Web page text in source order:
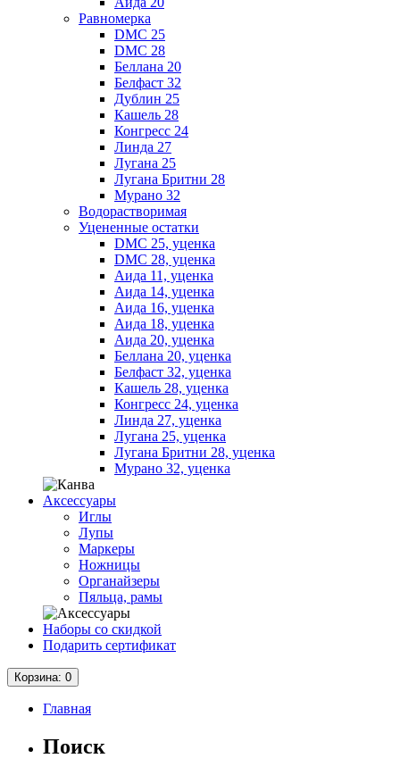
Равномерка
DMC 25
DMC 28
Беллана 20
Белфаст 32
Дублин 25
Кашель 28
Конгресс 24
Линда 27
Лугана 25
Лугана Бритни 28
Мурано 32
Водорастворимая
Уцененные остатки
DMC 25, уценка
DMC 28, уценка
Аида 11, уценка
Аида 14, уценка
Аида 16, уценка
Аида 18, уценка
Аида 20, уценка
Беллана 20, уценка
Белфаст 32, уценка
Кашель 28, уценка
Конгресс 24, уценка
Линда 27, уценка
Лугана 25, уценка
Лугана Бритни 28, уценка
Мурано 32, уценка
Аксессуары
Иглы
Лупы
Маркеры
Ножницы
Органайзеры
Пяльца, рамы
Наборы со скидкой
Подарить сертификат
Корзина: 0
Главная
Поиск